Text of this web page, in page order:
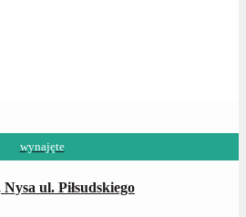
wynajęte
ul. Piłsudskiego